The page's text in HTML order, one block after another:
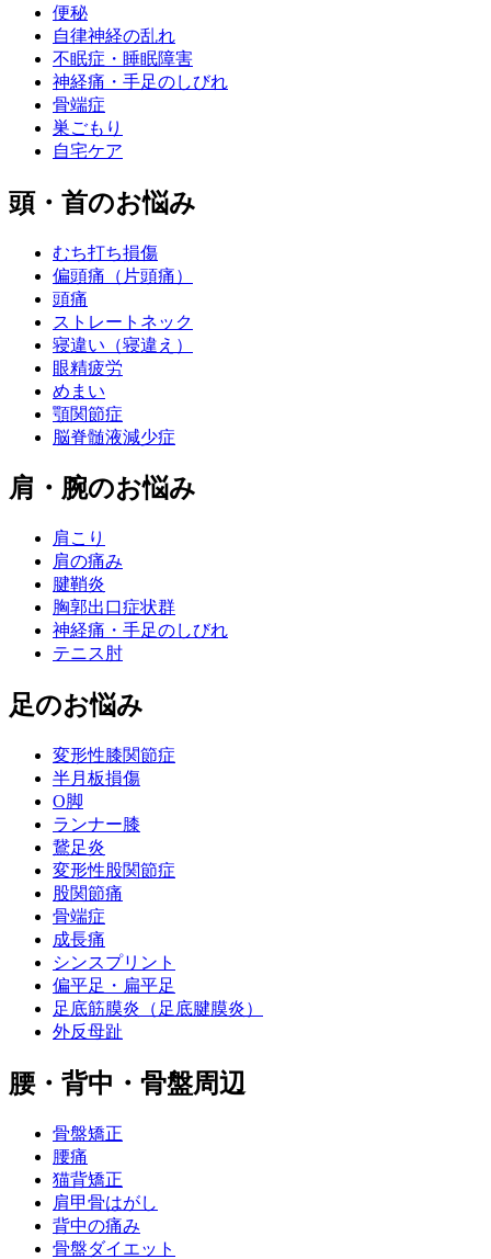
便秘
自律神経の乱れ
不眠症・睡眠障害
神経痛・手足のしびれ
骨端症
巣ごもり
自宅ケア
頭・首のお悩み
むち打ち損傷
偏頭痛（片頭痛）
頭痛
ストレートネック
寝違い（寝違え）
眼精疲労
めまい
顎関節症
脳脊髄液減少症
肩・腕のお悩み
肩こり
肩の痛み
腱鞘炎
胸郭出口症状群
神経痛・手足のしびれ
テニス肘
足のお悩み
変形性膝関節症
半月板損傷
O脚
ランナー膝
鵞足炎
変形性股関節症
股関節痛
骨端症
成長痛
シンスプリント
偏平足・扁平足
足底筋膜炎（足底腱膜炎）
外反母趾
腰・背中・骨盤周辺
骨盤矯正
腰痛
猫背矯正
肩甲骨はがし
背中の痛み
骨盤ダイエット